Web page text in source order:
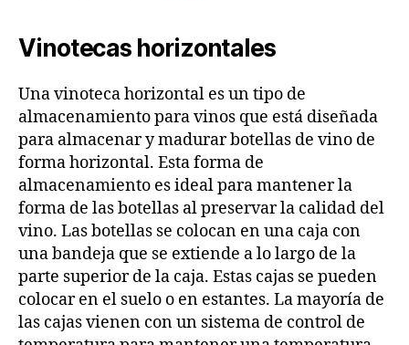
Vinotecas horizontales
Una vinoteca horizontal es un tipo de
almacenamiento para vinos que está diseñada
para almacenar y madurar botellas de vino de
forma horizontal. Esta forma de
almacenamiento es ideal para mantener la
forma de las botellas al preservar la calidad del
vino. Las botellas se colocan en una caja con
una bandeja que se extiende a lo largo de la
parte superior de la caja. Estas cajas se pueden
colocar en el suelo o en estantes. La mayoría de
las cajas vienen con un sistema de control de